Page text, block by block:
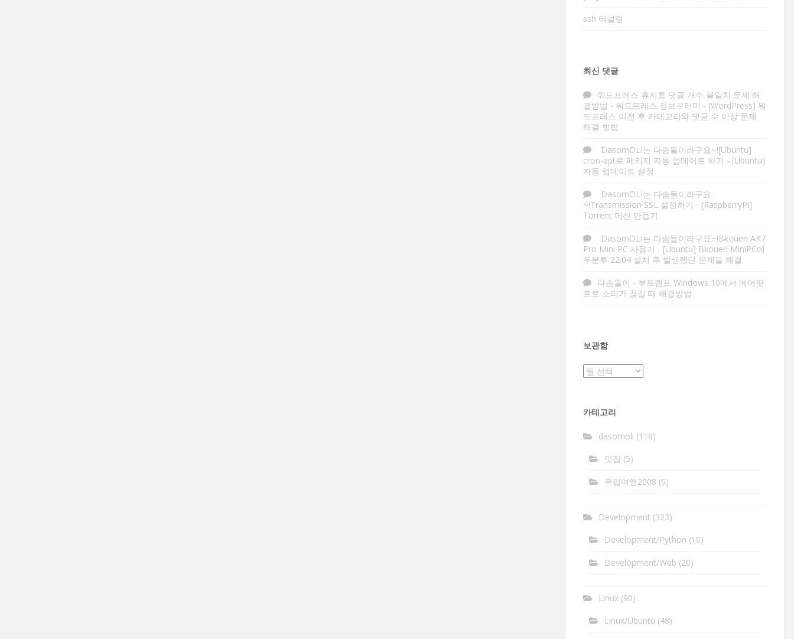
ssh 터널링
최신 댓글
워드프레스 휴지통 댓글 개수 불일치 문제 해
결방법 - 워드프레스 정보꾸러미 - [WordPress] 워
드프레스 이전 후 카테고리와 댓글 수 이상 문제
해결 방법
DasomOLI는 다솜돌이라구요~![Ubuntu]
cron-apt로 패키지 자동 업데이트 하기 - [Ubuntu]
자동 업데이트 설정
DasomOLI는 다솜돌이라구요
~!Transmission SSL 설정하기 - [RaspberryPi]
Torrent 머신 만들기
DasomOLI는 다솜돌이라구요~!Bkouen AK7
Pro Mini PC 사용기 - [Ubuntu] Bkouen MiniPC에
우분투 22.04 설치 후 발생했던 문제들 해결
다솜돌이 - 부트캠프 Windows 10에서 에어팟
프로 소리가 끊길 때 해결방법
보관함
보
카테고리
dasomoli (118)
맛집 (5)
유럽여행2008 (6)
Development (323)
Development/Python (10)
Development/Web (20)
Linux(90)
Linux/Ubuntu (48)